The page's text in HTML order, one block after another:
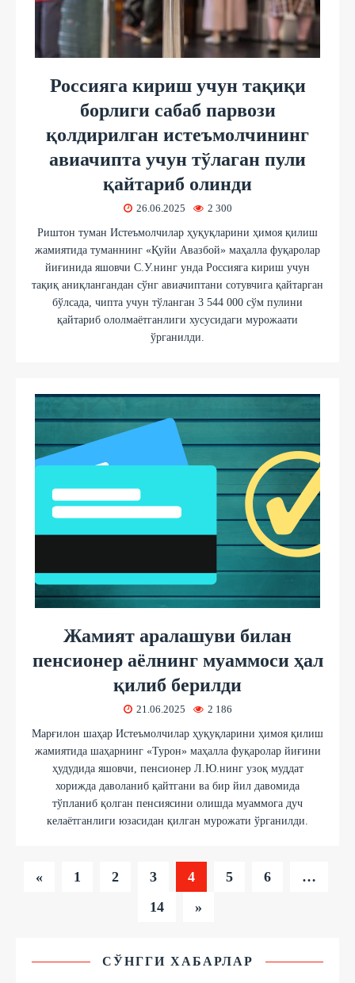
Россияга кириш учун тақиқи
борлиги сабаб парвози
қолдирилган истеъмолчининг
авиачипта учун тўлаган пули
қайтариб олинди
26.06.2025 2 300
Риштон туман Истеъмолчилар ҳуқуқларини ҳимоя қилиш
жамиятида туманнинг «Қуйи Авазбой» маҳалла фуқаролар
йиғинида яшовчи С.У.нинг унда Россияга кириш учун
тақиқ аниқлангандан сўнг авиачиптани сотувчига қайтарган
бўлсада, чипта учун тўланган 3 544 000 сўм пулини
қайтариб ололмаётганлиги хусусидаги мурожаати
ўрганилди.
Жамият аралашуви билан
пенсионер аёлнинг муаммоси ҳал
қилиб берилди
21.06.2025 2 186
Марғилон шаҳар Истеъмолчилар ҳуқуқларини ҳимоя қилиш
жамиятида шаҳарнинг «Турон» маҳалла фуқаролар йиғини
ҳудудида яшовчи, пенсионер Л.Ю.нинг узоқ муддат
хорижда даволаниб қайтгани ва бир йил давомида
тўпланиб қолган пенсиясини олишда муаммога дуч
келаётганлиги юзасидан қилган мурожати ўрганилди.
« 1 2 3 4 5 6
…
14
»
СЎНГГИ ХАБАРЛАР